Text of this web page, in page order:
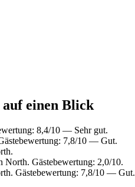
einen Blick
8,4/10 — Sehr gut.
7,8/10 — Gut.
Gästebewertung: 2,0/10.
Gästebewertung: 7,8/10 — Gut.